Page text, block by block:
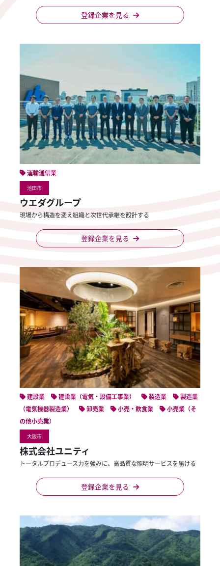
登録企業を見る
運輸通信業
池田市
ウエダグループ
現場から構造を変え組織と次世代承継を設計する
登録企業を見る
建設業 建設業（電気・設備工事業） 製造業
製造業
（電気機器製造業）
卸売業 小売・飲食業
小売業（そ
の他小売業）
大阪市
株式会社ユニティ
トータルプロデュース力を強みに、高品質な照明サービスを届ける
登録企業を見る